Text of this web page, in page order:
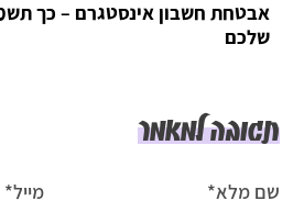
אבטחת חשבון אינסטגרם – כך
שלכם
תגובה למאמר
שם מלא* מייל*